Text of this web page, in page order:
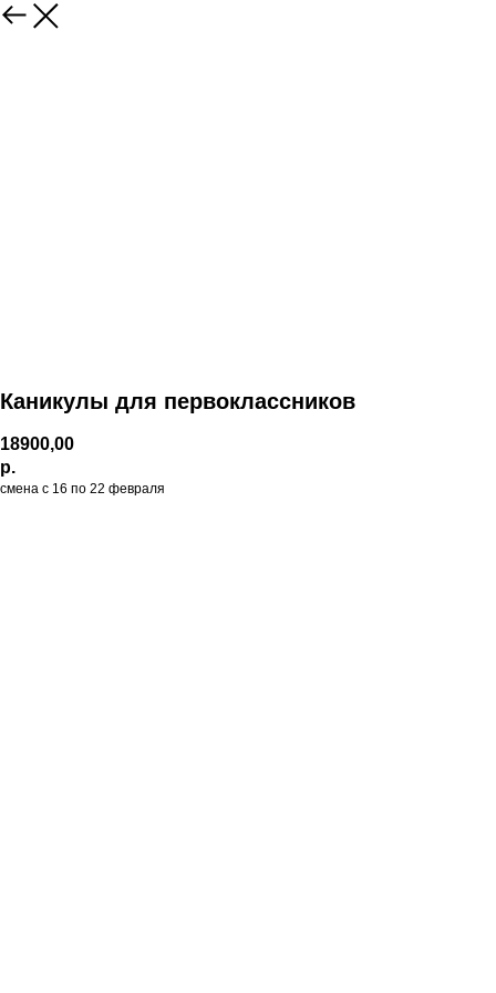
Каникулы для первоклассников
18900,00
р.
смена с 16 по 22 февраля